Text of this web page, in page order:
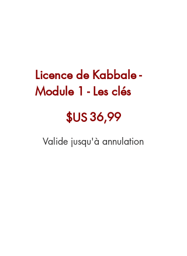
Licence de Kabbale -
Module 1 - Les clés
$US36,99
Valide jusqu'à annulation